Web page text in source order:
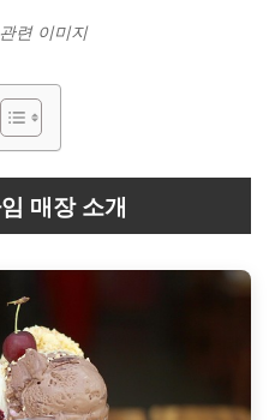
련 이미지
매장 소개